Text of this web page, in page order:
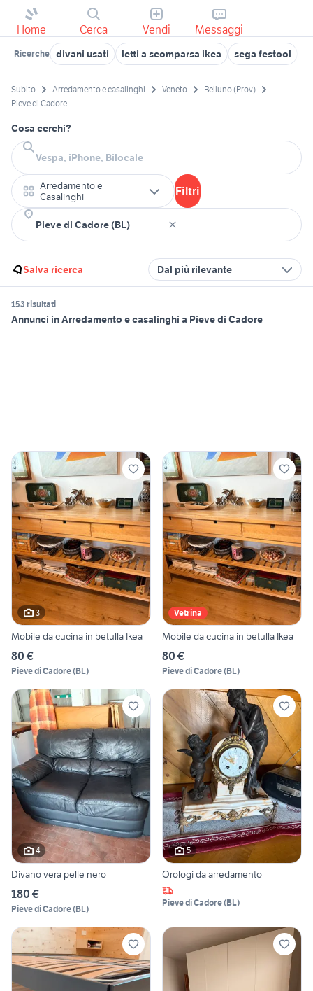
Home Cerca Vendi Messaggi
Ricerche divani usati letti a scomparsa ikea sega festool
Subito Arredamento e casalinghi Veneto
Belluno (Prov)
Pieve di Cadore
Cosa cerchi?
Arredamento e
Casalinghi
Filtri
Salva ricerca Dal più rilevante
153 risultati
Annunci in Arredamento e casalinghi a Pieve di Cadore
3
Mobile da cucina in betulla Ikea
80 €
Pieve di Cadore(BL)
Vetrina
Mobile da cucina in betulla Ikea
80 €
Pieve di Cadore(BL)
4
Divano vera pelle nero
180 €
Pieve di Cadore(BL)
5
Orologi da arredamento
Pieve di Cadore(BL)